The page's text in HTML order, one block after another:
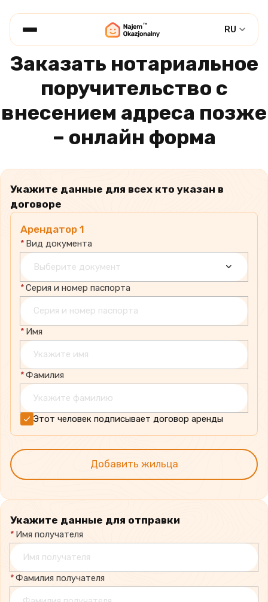
RU
Заказать нотариальное
поручительство с
внесением адреса позже
– онлайн форма
Укажите данные для всех кто указан в
договоре
Арендатор1
* Вид документа
Выберите документ
*Серия и номер паспорта
* Имя
*Фамилия
Этот человек подписывает договор аренды
Добавить жильца
Укажите данные для отправки
* Имя получателя
*Фамилия получателя